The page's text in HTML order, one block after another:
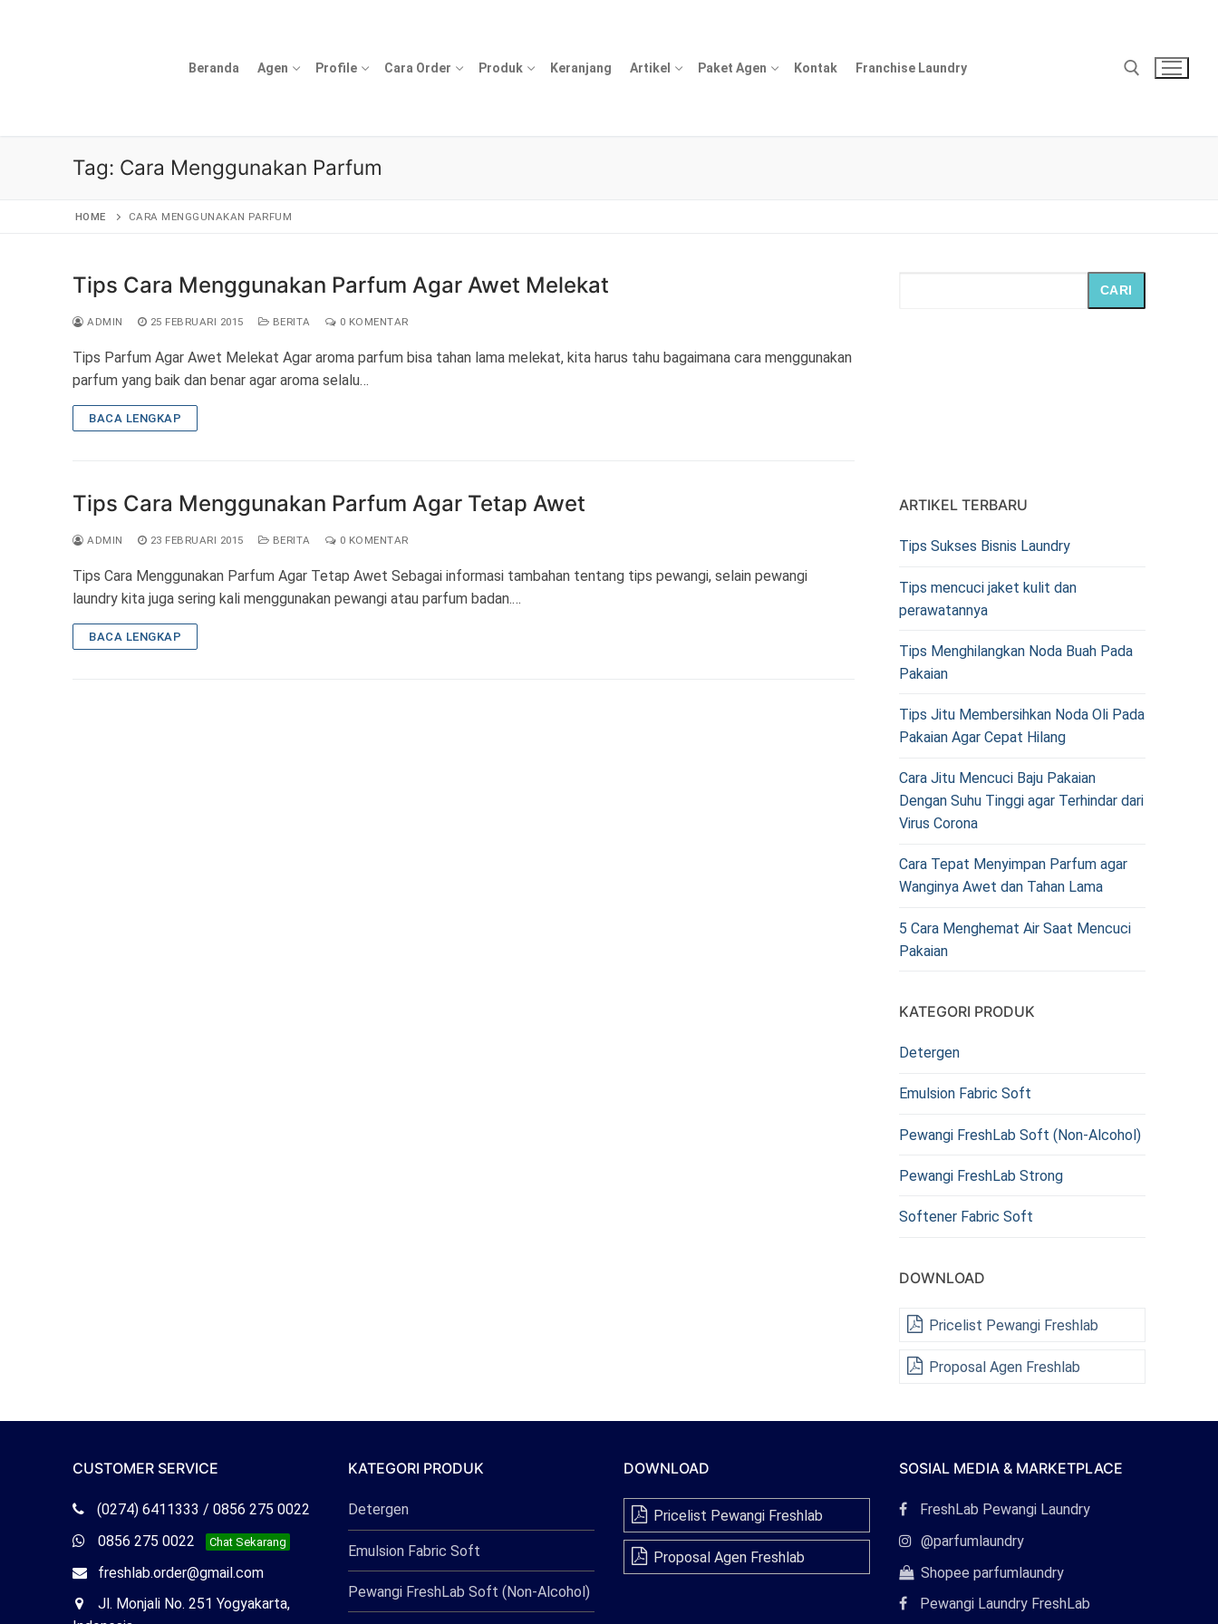
Beranda Agen Profile Cara Order Produk Keranjang Artikel Paket Agen Kontak Franchise Laundry
Tag: Cara Menggunakan Parfum
HOME CARA MENGGUNAKAN PARFUM
Tips Cara Menggunakan Parfum Agar Awet Melekat
ADMIN 25 FEBRUARI 2015 BERITA 0 KOMENTAR
Tips Parfum Agar Awet Melekat Agar aroma parfum bisa tahan lama melekat, kita harus tahu bagaimana cara menggunakan
parfum yang baik dan benar agar aroma selalu…
BACA LENGKAP
Tips Cara Menggunakan Parfum Agar Tetap Awet
ADMIN 23 FEBRUARI 2015 BERITA 0 KOMENTAR
Tips Cara Menggunakan Parfum Agar Tetap Awet Sebagai informasi tambahan tentang tips pewangi, selain pewangi
laundry kita juga sering kali menggunakan pewangi atau parfum badan.…
BACA LENGKAP
CARI
ARTIKEL TERBARU
Tips Sukses Bisnis Laundry
Tips mencuci jaket kulit dan
perawatannya
Tips Menghilangkan Noda Buah Pada
Pakaian
Tips Jitu Membersihkan Noda Oli Pada
Pakaian Agar Cepat Hilang
Cara Jitu Mencuci Baju Pakaian
Dengan Suhu Tinggi agar Terhindar dari
Virus Corona
Cara Tepat Menyimpan Parfum agar
Wanginya Awet dan Tahan Lama
5 Cara Menghemat Air Saat Mencuci
Pakaian
KATEGORI PRODUK
Detergen
Emulsion Fabric Soft
Pewangi FreshLab Soft (Non-Alcohol)
Pewangi FreshLab Strong
Softener Fabric Soft
DOWNLOAD
Pricelist Pewangi Freshlab
Proposal Agen Freshlab
CUSTOMER SERVICE
Telepon
Freshlab
(0274) 6411333 / 0856 275 0022
Whatsapp
Freshlab
0856 275 0022 Chat Sekarang
Email
Freshlab
freshlab.order@gmail.com
OfficeJl. Monjali No. 251 Yogyakarta,
KATEGORI PRODUK
Detergen
Emulsion Fabric Soft
Pewangi FreshLab Soft (Non-Alcohol)
DOWNLOAD
Pricelist Pewangi Freshlab
Proposal Agen Freshlab
SOSIAL MEDIA & MARKETPLACE
Tautan
Facebook
FreshLab Pewangi Laundry
Tautan
Instagram
@parfumlaundry
Tautan
Shopee
Shopee parfumlaundry
Pewangi Laundry FreshLab